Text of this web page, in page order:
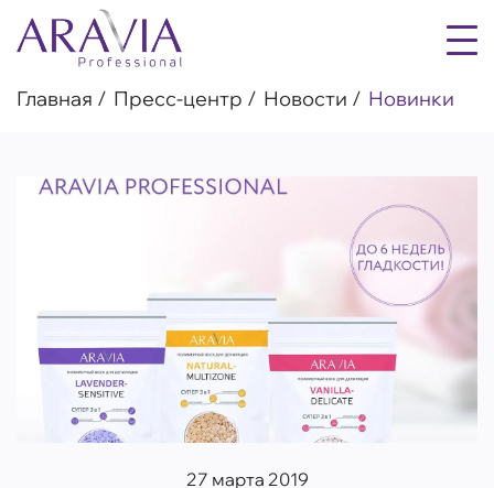
Главная Пресс-центр Новости Новинки
27 марта 2019